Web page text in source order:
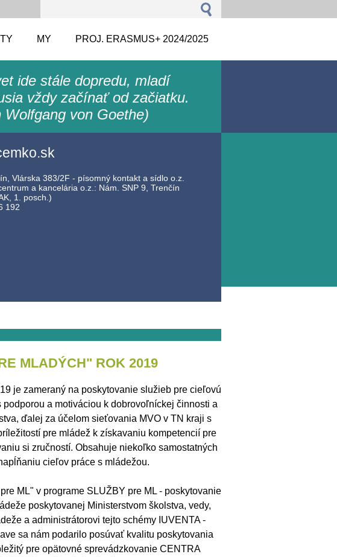
MY PROJ. ERASMUS+ 2024/2025
ide stále dopredu, mladí
vždy začínať od začiatku.
Wolfgang von Goethe)
Vlárska 383/2F - písomný kontakt a sídlo o.z.
a kancelária o.z.: Nám. SNP 9, Trenčín
1. posch.)
192
MLADÝCH" ROK 2019
je zameraný na poskytovanie služieb pre cieľovú
a motiváciou k dobrovoľníckej činnosti a
ďalej za účelom sieťovania MVO v TN kraji s
pre mládež k získavaniu kompetencií pre
si zručností. Obsahuje niekoľko samostatných
cieľov práce s mládežou.
ML" v programe SLUŽBY pre ML - poskytovanie
poskytovanej Ministerstvom školstva, vedy,
a administrátorovi tejto schémy IUVENTA -
sa nám podarilo posúvať kvalitu poskytovania
pre opätovné sprevádzkovanie CENTRA